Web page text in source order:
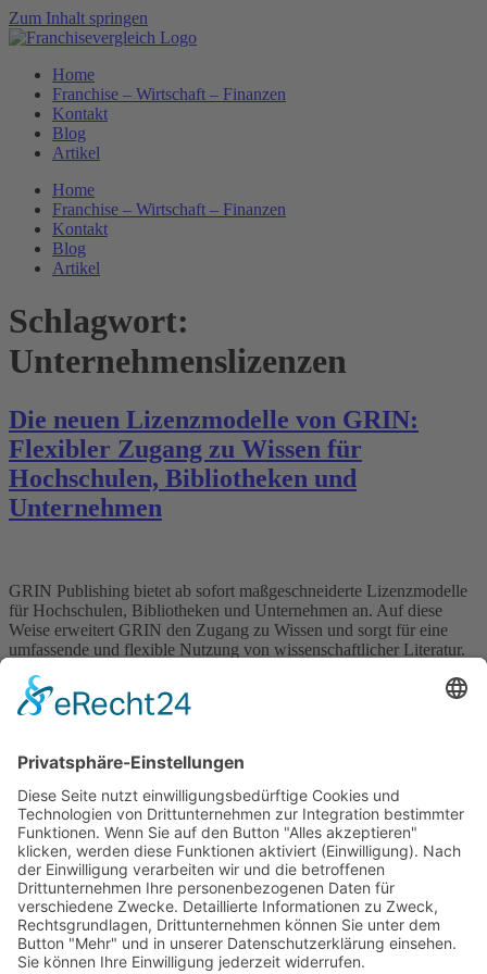
Zum Inhalt springen
Home
Franchise – Wirtschaft – Finanzen
Kontakt
Blog
Artikel
Home
Franchise – Wirtschaft – Finanzen
Kontakt
Blog
Artikel
Schlagwort:
Unternehmenslizenzen
Die neuen Lizenzmodelle von GRIN:
Flexibler Zugang zu Wissen für
Hochschulen, Bibliotheken und
Unternehmen
GRIN Publishing bietet ab sofort maßgeschneiderte Lizenzmodelle
für Hochschulen, Bibliotheken und Unternehmen an. Auf diese
Weise erweitert GRIN den Zugang zu Wissen und sorgt für eine
umfassende und flexible Nutzung von wissenschaftlicher Literatur.
veröffentlichten Texten in den Sprachen Deutsch, Englisch sowie
einer Vielzahl weiterer Sprachen und einem kontinuierlich […]
Impressum
Datenschutz
Kooperation
Werbung
Presse- und Öffentlichkeitsarbeit
Aktuelles